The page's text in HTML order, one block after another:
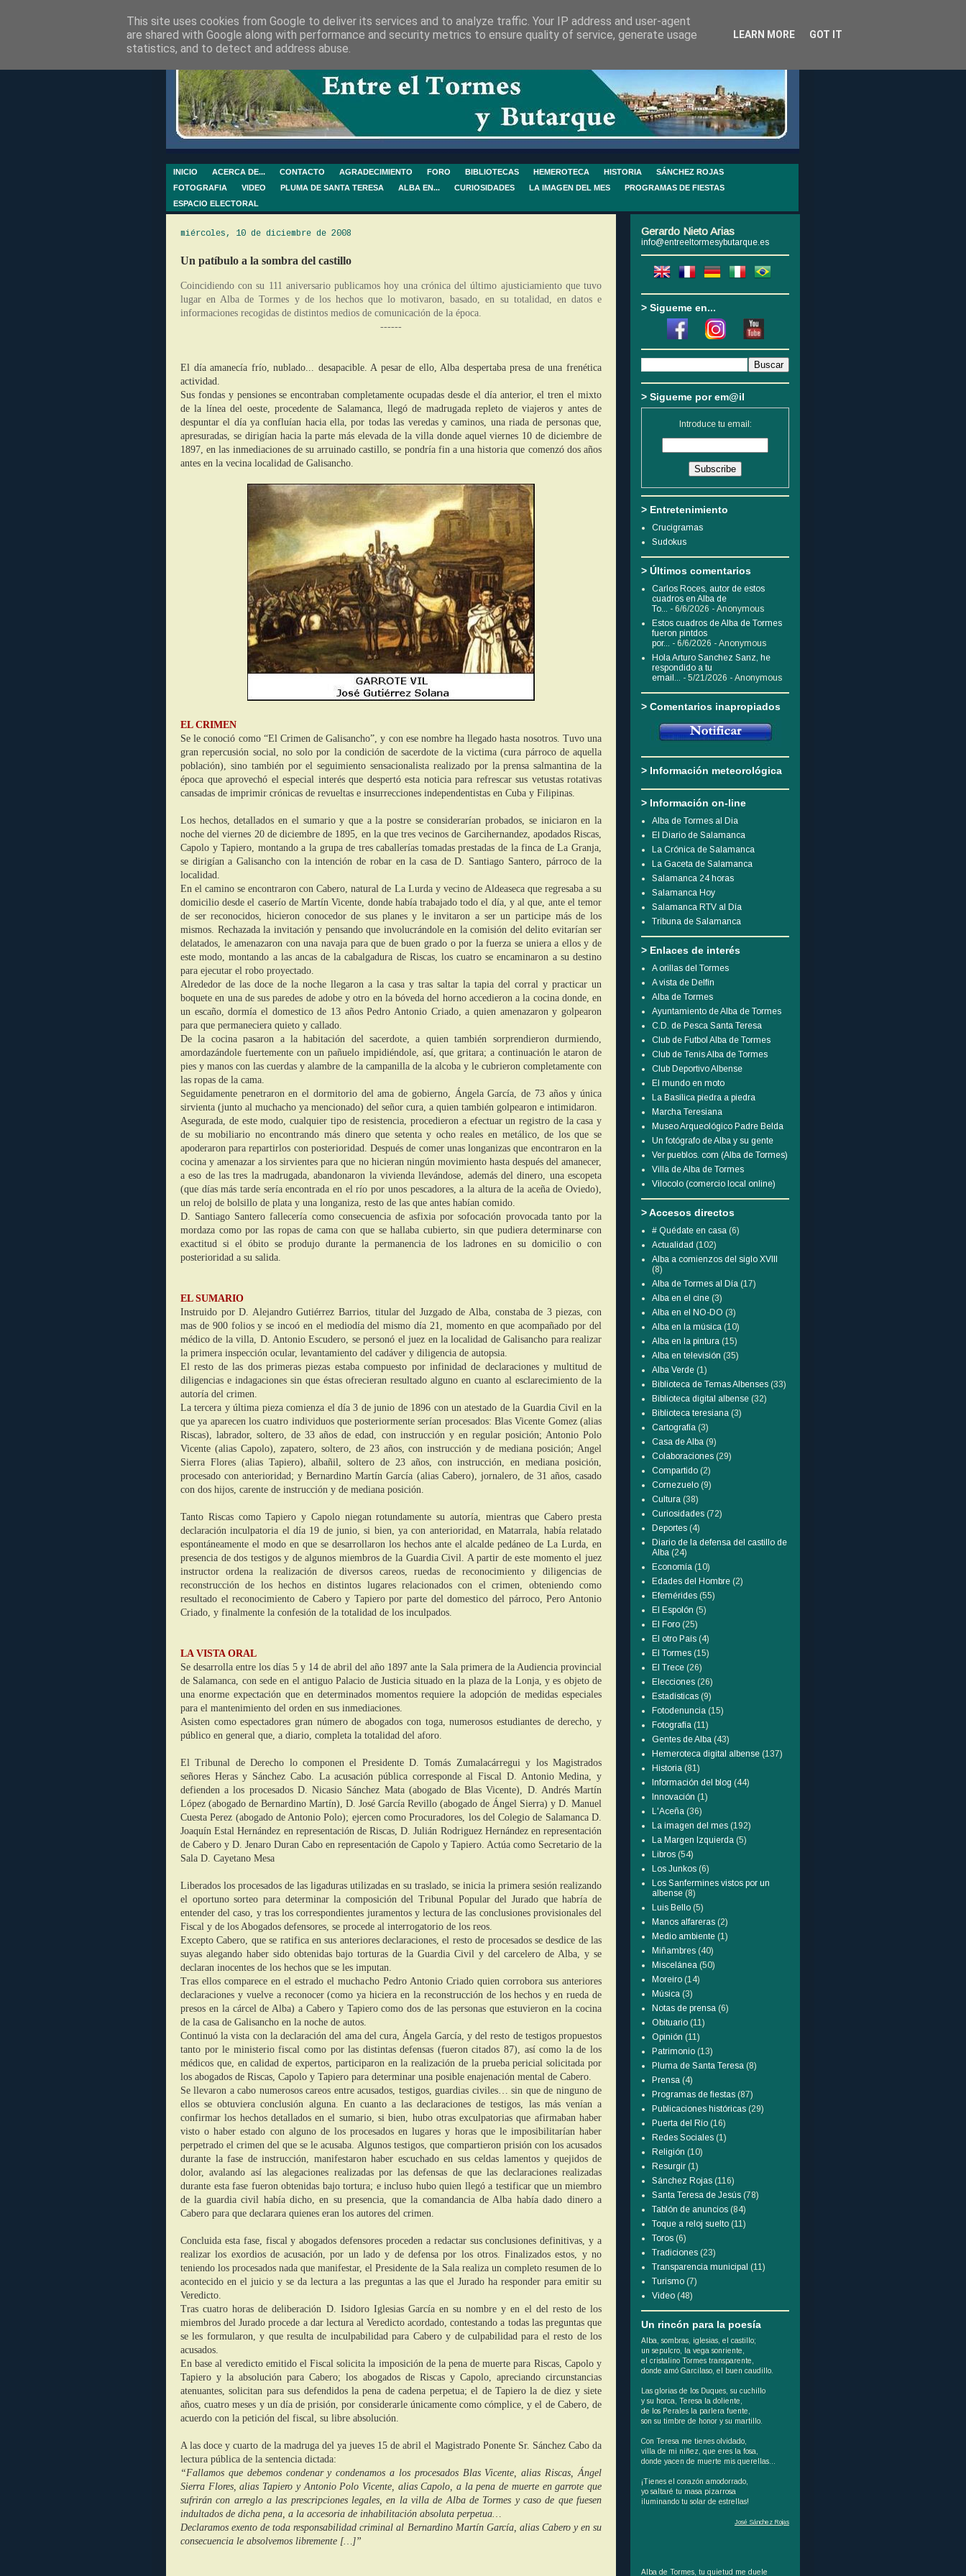
INICIO ACERCA DE... CONTACTO AGRADECIMIENTO FORO BIBLIOTECAS HEMEROTECA HISTORIA
SÁNCHEZ ROJAS
FOTOGRAFIA
VIDEO PLUMA DE SANTA TERESA ALBA EN... CURIOSIDADES LA IMAGEN DEL MES
PROGRAMAS DE FIESTAS
ESPACIO ELECTORAL
miércoles, 10 de diciembre de 2008
Un patíbulo a la sombra del castillo
Coincidiendo con su 111 aniversario publicamos hoy una crónica del último ajusticiamiento que tuvo
lugar en Alba de Tormes y de los hechos que lo motivaron, basado, en su totalidad, en datos e
informaciones recogidas de distintos medios de comunicación de la época.
------
El día amanecía frío, nublado... desapacible. A pesar de ello, Alba despertaba presa de una frenética
actividad.
Sus fondas y pensiones se encontraban completamente ocupadas desde el día anterior, el tren el mixto
de la línea del oeste, procedente de Salamanca, llegó de madrugada repleto de viajeros y antes de
despuntar el día ya confluían hacia ella, por todas las veredas y caminos, una riada de personas que,
apresuradas, se dirigían hacia la parte más elevada de la villa donde aquel viernes 10 de diciembre de
1897, en las inmediaciones de su arruinado castillo, se pondría fin a una historia que comenzó dos años
antes en la vecina localidad de Galisancho.
EL CRIMEN
Se le conoció como “El Crimen de Galisancho”, y con ese nombre ha llegado hasta nosotros. Tuvo una
gran repercusión social, no solo por la condición de sacerdote de la victima (cura párroco de aquella
población), sino también por el seguimiento sensacionalista realizado por la prensa salmantina de la
época que aprovechó el especial interés que despertó esta noticia para refrescar sus vetustas rotativas
cansadas de imprimir crónicas de revueltas e insurrecciones independentistas en Cuba y Filipinas.
Los hechos, detallados en el sumario y que a la postre se considerarían probados, se iniciaron en la
noche del viernes 20 de diciembre de 1895, en la que tres vecinos de Garcihernandez, apodados Riscas,
Capolo y Tapiero, montando a la grupa de tres caballerías tomadas prestadas de la finca de La Granja,
se dirigían a Galisancho con la intención de robar en la casa de D. Santiago Santero, párroco de la
localidad.
En el camino se encontraron con Cabero, natural de La Lurda y vecino de Aldeaseca que regresaba a su
domicilio desde el caserío de Martín Vicente, donde había trabajado todo el día, y al que, ante el temor
de ser reconocidos, hicieron conocedor de sus planes y le invitaron a ser un participe más de los
mismos. Rechazada la invitación y pensando que involucrándole en la comisión del delito evitarían ser
delatados, le amenazaron con una navaja para que de buen grado o por la fuerza se uniera a ellos y de
este modo, montando a las ancas de la cabalgadura de Riscas, los cuatro se encaminaron a su destino
para ejecutar el robo proyectado.
Alrededor de las doce de la noche llegaron a la casa y tras saltar la tapia del corral y practicar un
boquete en una de sus paredes de adobe y otro en la bóveda del horno accedieron a la cocina donde, en
un escaño, dormía el domestico de 13 años Pedro Antonio Criado, a quien amenazaron y golpearon
para que permaneciera quieto y callado.
De la cocina pasaron a la habitación del sacerdote, a quien también sorprendieron durmiendo,
amordazándole fuertemente con un pañuelo impidiéndole, así, que gritara; a continuación le ataron de
pies y manos con las cuerdas y alambre de la campanilla de la alcoba y le cubrieron completamente con
las ropas de la cama.
Seguidamente penetraron en el dormitorio del ama de gobierno, Ángela García, de 73 años y única
sirvienta (junto al muchacho ya mencionado) del señor cura, a quien también golpearon e intimidaron.
Asegurada, de este modo, cualquier tipo de resistencia, procedieron a efectuar un registro de la casa y
de su mobiliario no encontrando más dinero que setenta y ocho reales en metálico, de los que se
apoderaron para repartirlos con posterioridad. Después de comer unas longanizas que encontraron en la
cocina y amenazar a los sirvientes para que no hicieran ningún movimiento hasta después del amanecer,
a eso de las tres la madrugada, abandonaron la vivienda llevándose, además del dinero, una escopeta
(que días más tarde sería encontrada en el río por unos pescadores, a la altura de la aceña de Oviedo),
un reloj de bolsillo de plata y una longaniza, resto de las que antes habían comido.
D. Santiago Santero fallecería como consecuencia de asfixia por sofocación provocada tanto por la
mordaza como por las ropas de cama con que se hallaba cubierto, sin que pudiera determinarse con
exactitud si el óbito se produjo durante la permanencia de los ladrones en su domicilio o con
posterioridad a su salida.
EL SUMARIO
Instruido por D. Alejandro Gutiérrez Barrios, titular del Juzgado de Alba, constaba de 3 piezas, con
mas de 900 folios y se incoó en el mediodía del mismo día 21, momento en que acompañado por del
médico de la villa, D. Antonio Escudero, se personó el juez en la localidad de Galisancho para realizar
la primera inspección ocular, levantamiento del cadáver y diligencia de autopsia.
El resto de las dos primeras piezas estaba compuesto por infinidad de declaraciones y multitud de
diligencias e indagaciones sin que éstas ofrecieran resultado alguno en cuanto al esclarecimiento de la
autoría del crimen.
La tercera y última pieza comienza el día 3 de junio de 1896 con un atestado de la Guardia Civil en la
que ya aparecen los cuatro individuos que posteriormente serían procesados: Blas Vicente Gomez (alias
Riscas), labrador, soltero, de 33 años de edad, con instrucción y en regular posición; Antonio Polo
Vicente (alias Capolo), zapatero, soltero, de 23 años, con instrucción y de mediana posición; Angel
Sierra Flores (alias Tapiero), albañil, soltero de 23 años, con instrucción, en mediana posición,
procesado con anterioridad; y Bernardino Martín García (alias Cabero), jornalero, de 31 años, casado
con dos hijos, carente de instrucción y de mediana posición.
Tanto Riscas como Tapiero y Capolo niegan rotundamente su autoría, mientras que Cabero presta
declaración inculpatoria el día 19 de junio, si bien, ya con anterioridad, en Matarrala, había relatado
espontáneamente el modo en que se desarrollaron los hechos ante el alcalde pedáneo de La Lurda, en
presencia de dos testigos y de algunos miembros de la Guardia Civil. A partir de este momento el juez
instructor ordena la realización de diversos careos, ruedas de reconocimiento y diligencias de
reconstrucción de los hechos en distintos lugares relacionados con el crimen, obteniendo como
resultado el reconocimiento de Cabero y Tapiero por parte del domestico del párroco, Pero Antonio
Criado, y finalmente la confesión de la totalidad de los inculpados.
LA VISTA ORAL
Se desarrolla entre los días 5 y 14 de abril del año 1897 ante la Sala primera de la Audiencia provincial
de Salamanca, con sede en el antiguo Palacio de Justicia situado en la plaza de la Lonja, y es objeto de
una enorme expectación que en determinados momentos requiere la adopción de medidas especiales
para el mantenimiento del orden en sus inmediaciones.
Asisten como espectadores gran número de abogados con toga, numerosos estudiantes de derecho, y
público en general que, a diario, completa la totalidad del aforo.
El Tribunal de Derecho lo componen el Presidente D. Tomás Zumalacárregui y los Magistrados
señores Heras y Sánchez Cabo. La acusación pública corresponde al Fiscal D. Antonio Medina, y
defienden a los procesados D. Nicasio Sánchez Mata (abogado de Blas Vicente), D. Andrés Martín
López (abogado de Bernardino Martín), D. José García Revillo (abogado de Ángel Sierra) y D. Manuel
Cuesta Perez (abogado de Antonio Polo); ejercen como Procuradores, los del Colegio de Salamanca D.
Joaquín Estal Hernández en representación de Riscas, D. Julián Rodriguez Hernández en representación
de Cabero y D. Jenaro Duran Cabo en representación de Capolo y Tapiero. Actúa como Secretario de la
Sala D. Cayetano Mesa
Liberados los procesados de las ligaduras utilizadas en su traslado, se inicia la primera sesión realizando
el oportuno sorteo para determinar la composición del Tribunal Popular del Jurado que habría de
entender del caso, y tras los correspondientes juramentos y lectura de las conclusiones provisionales del
Fiscal y de los Abogados defensores, se procede al interrogatorio de los reos.
Excepto Cabero, que se ratifica en sus anteriores declaraciones, el resto de procesados se desdice de las
suyas alegando haber sido obtenidas bajo torturas de la Guardia Civil y del carcelero de Alba, y se
declaran inocentes de los hechos que se les imputan.
Tras ellos comparece en el estrado el muchacho Pedro Antonio Criado quien corrobora sus anteriores
declaraciones y vuelve a reconocer (como ya hiciera en la reconstrucción de los hechos y en rueda de
presos en la cárcel de Alba) a Cabero y Tapiero como dos de las personas que estuvieron en la cocina
de la casa de Galisancho en la noche de autos.
Continuó la vista con la declaración del ama del cura, Ángela García, y del resto de testigos propuestos
tanto por le ministerio fiscal como por las distintas defensas (fueron citados 87), así como la de los
médicos que, en calidad de expertos, participaron en la realización de la prueba pericial solicitada por
los abogados de Riscas, Capolo y Tapiero para determinar una posible enajenación mental de Cabero.
Se llevaron a cabo numerosos careos entre acusados, testigos, guardias civiles… sin que de ninguno de
ellos se obtuviera conclusión alguna. En cuanto a las declaraciones de testigos, las más venían a
confirmar los hechos detallados en el sumario, si bien, hubo otras exculpatorias que afirmaban haber
visto o haber estado con alguno de los procesados en lugares y horas que le imposibilitarían haber
perpetrado el crimen del que se le acusaba. Algunos testigos, que compartieron prisión con los acusados
durante la fase de instrucción, manifestaron haber escuchado en sus celdas lamentos y quejidos de
dolor, avalando así las alegaciones realizadas por las defensas de que las declaraciones realizadas
durante esta fase fueron obtenidas bajo tortura; e incluso hubo quien llegó a testificar que un miembro
de la guardia civil había dicho, en su presencia, que la comandancia de Alba había dado dinero a
Cabero para que declarara quienes eran los autores del crimen.
Concluida esta fase, fiscal y abogados defensores proceden a redactar sus conclusiones definitivas, y a
realizar los exordios de acusación, por un lado y de defensa por los otros. Finalizados estos, y no
teniendo los procesados nada que manifestar, el Presidente de la Sala realiza un completo resumen de lo
acontecido en el juicio y se da lectura a las preguntas a las que el Jurado ha responder para emitir su
Veredicto.
Tras cuatro horas de deliberación D. Isidoro Iglesias García en su nombre y en el del resto de los
miembros del Jurado procede a dar lectura al Veredicto acordado, contestando a todas las preguntas que
se les formularon, y que resulta de inculpabilidad para Cabero y de culpabilidad para el resto de los
acusados.
En base al veredicto emitido el Fiscal solicita la imposición de la pena de muerte para Riscas, Capolo y
Tapiero y la absolución para Cabero; los abogados de Riscas y Capolo, apreciando circunstancias
atenuantes, solicitan para sus defendidos la pena de cadena perpetua; el de Tapiero la de diez y siete
años, cuatro meses y un día de prisión, por considerarle únicamente como cómplice, y el de Cabero, de
acuerdo con la petición del fiscal, su libre absolución.
A las doce y cuarto de la madruga del ya jueves 15 de abril el Magistrado Ponente Sr. Sánchez Cabo da
lectura pública de la sentencia dictada:
“Fallamos que debemos condenar y condenamos a los procesados Blas Vicente, alias Riscas, Ángel
Sierra Flores, alias Tapiero y Antonio Polo Vicente, alias Capolo, a la pena de muerte en garrote que
sufrirán con arreglo a las prescripciones legales, en la villa de Alba de Tormes y caso de que fuesen
indultados de dicha pena, a la accesoria de inhabilitación absoluta perpetua…
Declaramos exento de toda responsabilidad criminal al Bernardino Martín García, alias Cabero y en su
consecuencia le absolvemos libremente […]”
Gerardo Nieto Arias
info@entreeltormesybutarque.es
> Sigueme en...
> Sigueme por em@il
Introduce tu email:
> Entretenimiento
Crucigramas
Sudokus
> Últimos comentarios
Carlos Roces, autor de estos
cuadros en Alba de
To... - 6/6/2026 - Anonymous
Estos cuadros de Alba de Tormes
fueron pintdos
por... - 6/6/2026 - Anonymous
Hola Arturo Sanchez Sanz, he
respondido a tu
email... - 5/21/2026 - Anonymous
> Comentarios inapropiados
> Información meteorológica
> Información on-line
Alba de Tormes al Dia
El Diario de Salamanca
La Crónica de Salamanca
La Gaceta de Salamanca
Salamanca 24 horas
Salamanca Hoy
Salamanca RTV al Día
Tribuna de Salamanca
> Enlaces de interés
A orillas del Tormes
A vista de Delfín
Alba de Tormes
Ayuntamiento de Alba de Tormes
C.D. de Pesca Santa Teresa
Club de Futbol Alba de Tormes
Club de Tenis Alba de Tormes
Club Deportivo Albense
El mundo en moto
La Basílica piedra a piedra
Marcha Teresiana
Museo Arqueológico Padre Belda
Un fotógrafo de Alba y su gente
Ver pueblos. com (Alba de Tormes)
Villa de Alba de Tormes
Vilocolo (comercio local online)
> Accesos directos
# Quédate en casa (6)
Actualidad (102)
Alba a comienzos del siglo XVIII
(8)
Alba de Tormes al Día (17)
Alba en el cine (3)
Alba en el NO-DO (3)
Alba en la música (10)
Alba en la pintura (15)
Alba en televisión (35)
Alba Verde (1)
Biblioteca de Temas Albenses (33)
Biblioteca digital albense (32)
Biblioteca teresiana (3)
Cartografía (3)
Casa de Alba (9)
Colaboraciones (29)
Compartido (2)
Cornezuelo (9)
Cultura (38)
Curiosidades (72)
Deportes (4)
Diario de la defensa del castillo de
Alba (24)
Economía (10)
Edades del Hombre (2)
Efemérides (55)
El Espolón (5)
El Foro (25)
El otro País (4)
El Tormes (15)
El Trece (26)
Elecciones (26)
Estadísticas (9)
Fotodenuncia (15)
Fotografía (11)
Gentes de Alba (43)
Hemeroteca digital albense (137)
Historia (81)
Información del blog (44)
Innovación (1)
L'Aceña (36)
La imagen del mes (192)
La Margen Izquierda (5)
Libros (54)
Los Junkos (6)
Los Sanfermines vistos por un
albense (8)
Luis Bello (5)
Manos alfareras (2)
Medio ambiente (1)
Miñambres (40)
Miscelánea (50)
Moreiro (14)
Música (3)
Notas de prensa (6)
Obituario (11)
Opinión (11)
Patrimonio (13)
Pluma de Santa Teresa (8)
Prensa (4)
Programas de fiestas (87)
Publicaciones históricas (29)
Puerta del Río (16)
Redes Sociales (1)
Religión (10)
Resurgir (1)
Sánchez Rojas (116)
Santa Teresa de Jesús (78)
Tablón de anuncios (84)
Toque a reloj suelto (11)
Toros (6)
Tradiciones (23)
Transparencia municipal (11)
Turismo (7)
Video (48)
Un rincón para la poesía
Alba, sombras, iglesias, el castillo;
un sepulcro, la vega sonriente,
el cristalino Tormes transparente,
donde amó Garcilaso, el buen caudillo.
Las glorias de los Duques, su cuchillo
y su horca, Teresa la doliente,
de los Perales la parlera fuente,
son su timbre de honor y su martillo.
Con Teresa me tienes olvidado,
villa de mi niñez, que eres la fosa,
donde yacen de muerte mis querellas...
¡Tienes el corazón amodorrado,
yo saltaré tu masa pizarrosa
iluminando tu solar de estrellas!
José Sánchez Rojas
Alba de Tormes, tu quietud me duele
This site uses cookies from Google to deliver its services and to analyze traffic. Your IP address and user-agent
are shared with Google along with performance and security metrics to ensure quality of service, generate usage
statistics, and to detect and address abuse.
LEARN MORE GOT IT